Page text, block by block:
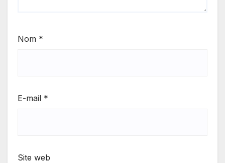
Nom *
E-mail *
Site web